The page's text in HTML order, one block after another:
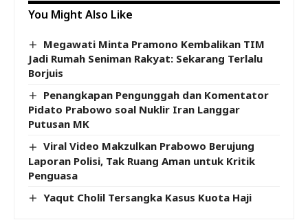
You Might Also Like
Megawati Minta Pramono Kembalikan TIM
Jadi Rumah Seniman Rakyat: Sekarang Terlalu
Borjuis
Penangkapan Pengunggah dan Komentator
Pidato Prabowo soal Nuklir Iran Langgar
Putusan MK
Viral Video Makzulkan Prabowo Berujung
Laporan Polisi, Tak Ruang Aman untuk Kritik
Penguasa
Yaqut Cholil Tersangka Kasus Kuota Haji